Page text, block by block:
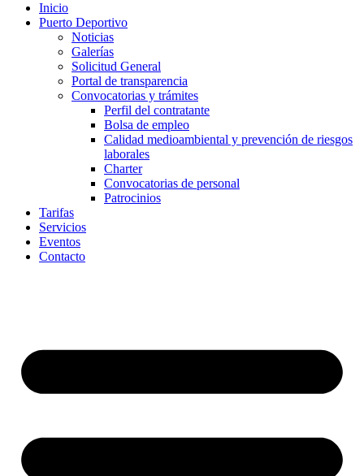
Inicio
Puerto Deportivo
Noticias
Galerías
Solicitud General
Portal de transparencia
Convocatorias y trámites
Perfil del contratante
Bolsa de empleo
Calidad medioambiental y prevención de riesgos
laborales
Charter
Convocatorias de personal
Patrocinios
Tarifas
Servicios
Eventos
Contacto